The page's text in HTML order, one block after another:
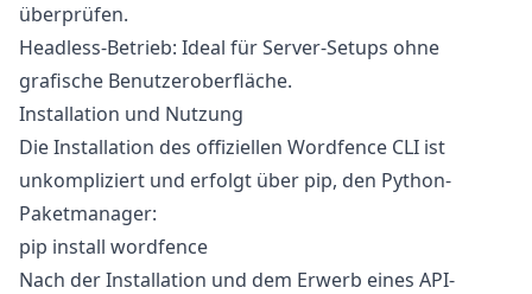
überprüfen.
Headless-Betrieb: Ideal für Server-Setups ohne
grafische Benutzeroberfläche.
Installation und Nutzung
Die Installation des offiziellen Wordfence CLI ist
unkompliziert und erfolgt über pip, den Python-
Paketmanager:
pip install wordfence
Nach der Installation und dem Erwerb eines API-